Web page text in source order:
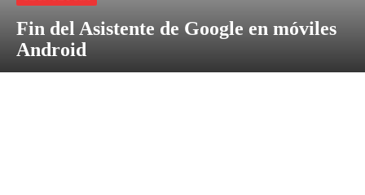
Fin del Asistente de Google en móviles
Android